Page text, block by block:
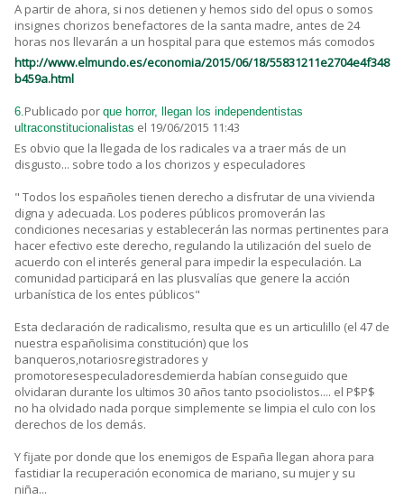
A partir de ahora, si nos detienen y hemos sido del opus o somos
insignes chorizos benefactores de la santa madre, antes de 24
horas nos llevarán a un hospital para que estemos más comodos
http://www.elmundo.es/economia/2015/06/18/55831211e2704e4f348
b459a.html
6.Publicado por que horror, llegan los independentistas
ultraconstitucionalistas el 19/06/2015 11:43
Es obvio que la llegada de los radicales va a traer más de un
disgusto... sobre todo a los chorizos y especuladores
" Todos los españoles tienen derecho a disfrutar de una vivienda
digna y adecuada. Los poderes públicos promoverán las
condiciones necesarias y establecerán las normas pertinentes para
hacer efectivo este derecho, regulando la utilización del suelo de
acuerdo con el interés general para impedir la especulación. La
comunidad participará en las plusvalías que genere la acción
urbanística de los entes públicos"
Esta declaración de radicalismo, resulta que es un articulillo (el 47 de
nuestra españolisima constitución) que los
banqueros,notariosregistradores y
promotoresespeculadoresdemierda habían conseguido que
olvidaran durante los ultimos 30 años tanto psociolistos.... el P$P$
no ha olvidado nada porque simplemente se limpia el culo con los
derechos de los demás.
Y fijate por donde que los enemigos de España llegan ahora para
fastidiar la recuperación economica de mariano, su mujer y su
niña...